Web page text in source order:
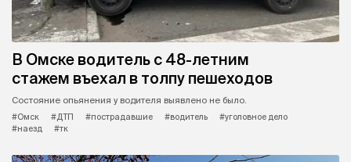
В Омске водитель с 48-летним
стажем въехал в толпу пешеходов
Состояние опьянения у водителя выявлено не было.
#Омск
#ДТП #пострадавшие #водитель
#уголовное дело
#наезд
#тк